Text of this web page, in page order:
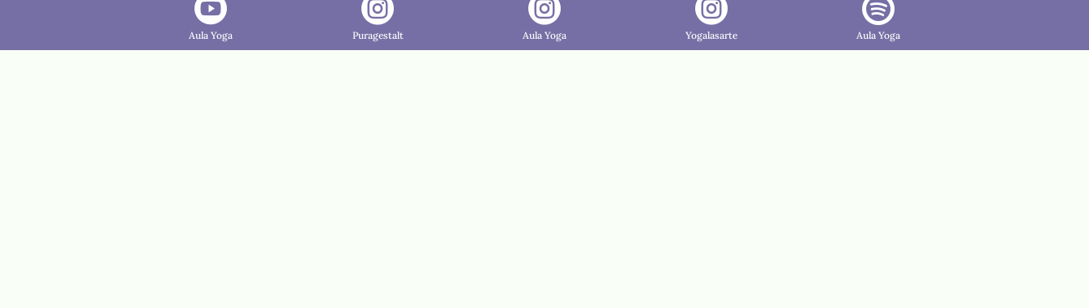

Aula Yoga

Puragestalt

Aula Yoga

Yogalasarte

Aula Yoga